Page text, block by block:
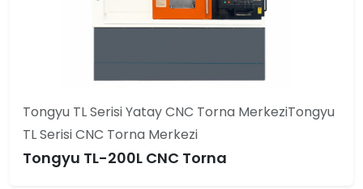
Tongyu TL Serisi Yatay CNC Torna MerkeziTongyu
TL Serisi CNC Torna Merkezi
Tongyu TL-200L CNC Torna